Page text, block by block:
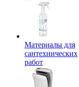
Материалы для
сантехнических
работ